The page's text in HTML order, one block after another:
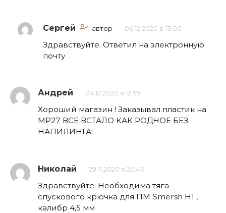
Сергей автор 06.12.2020 в 13:00
Здравствуйте. Ответил на электронную
почту
Андрей 04.12.2020 в 12:59
Хороший магазин ! Заказывал пластик на
МР27 ВСЕ ВСТАЛО КАК РОДНОЕ БЕЗ
НАПИЛИНГА!
Николай 29.11.2020 в 20:46
Здравствуйте. Необходима тяга
спускового крючка для ПМ Smersh H1 ,
калибр 4,5 мм